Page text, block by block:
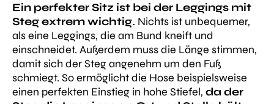
Ein perfekter Sitz ist bei der Leggings mit
Steg extrem wichtig. Nichts ist unbequemer,
als eine Leggings, die am Bund kneift und
einschneidet. Außerdem muss die Länge stimmen,
damit sich der Steg angenehm um den Fuß
schmiegt. So ermöglicht die Hose beispielsweise
einen perfekten Einstieg in hohe Stiefel, da der